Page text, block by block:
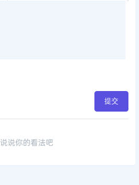
提交
说你的看法吧